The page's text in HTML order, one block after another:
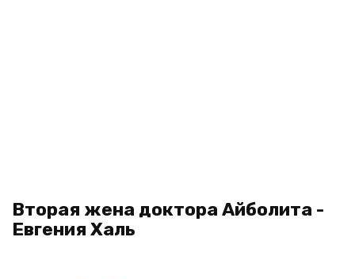
Вторая жена доктора Айболита -
Евгения Халь